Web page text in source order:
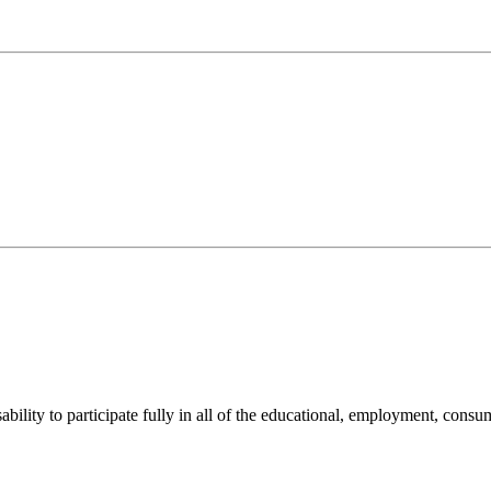
to participate fully in all of the educational, employment,